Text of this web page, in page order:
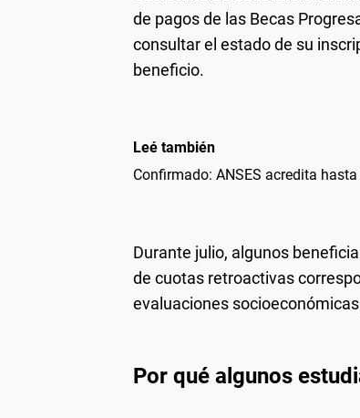
de pagos de las Becas
consultar el estado de su
beneficio.
Leé también
Confirmado: ANSES acredita
Durante julio, algunos
de cuotas retroactivas
evaluaciones
Por qué algunos